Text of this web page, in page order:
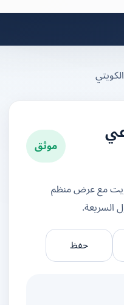
موثق
عرض منظم